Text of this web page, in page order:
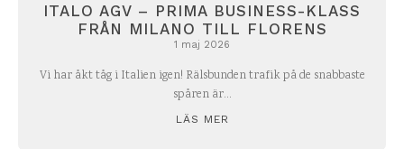
ITALO AGV – PRIMA BUSINESS-KLASS
FRÅN MILANO TILL FLORENS
1 maj 2026
Vi har åkt tåg i Italien igen! Rälsbunden trafik på de snabbaste
spåren är...
LÄS MER